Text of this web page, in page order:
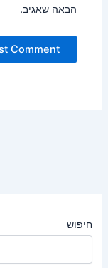
חיפוש
הבאה שאגיב.